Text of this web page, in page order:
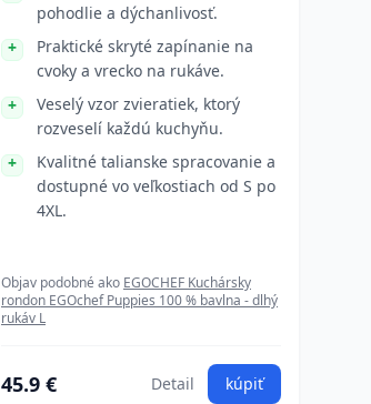
pohodlie a dýchanlivosť.
Praktické skryté zapínanie na
cvoky a vrecko na rukáve.
Veselý vzor zvieratiek, ktorý
rozveselí každú kuchyňu.
Kvalitné talianske spracovanie a
dostupné vo veľkostiach od S po
4XL.
Objav podobné ako EGOCHEF Kuchársky
rondon EGOchef Puppies 100 % bavlna - dlhý
rukáv L
45.9 € Detail kúpiť